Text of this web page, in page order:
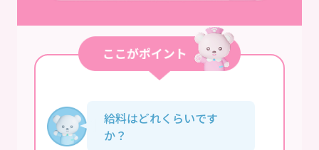
給料はどれくらいです
か？